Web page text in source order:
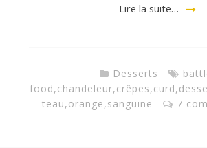
Lire la suite…
Desserts
food,chandeleur,crêpes,curd,
teau,orange,sanguine 7